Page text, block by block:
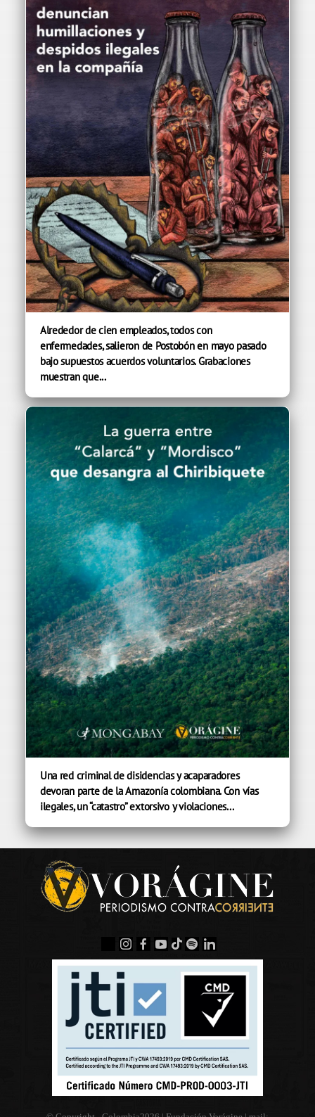
Alrededor de cien empleados, todos con
enfermedades, salieron de Postobón en mayo pasado
bajo supuestos acuerdos voluntarios. Grabaciones
muestran que...
Una red criminal de disidencias y acaparadores
devoran parte de la Amazonía colombiana. Con vías
ilegales, un “catastro” extorsivo y violaciones...